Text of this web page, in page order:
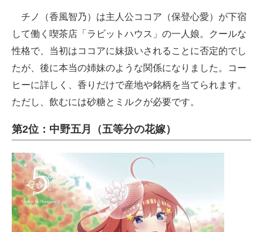
チノ（香風智乃）は主人公ココア（保登心愛）が下宿
して働く喫茶店「ラビットハウス」の一人娘。クールな
性格で、当初はココアに妹扱いされることに否定的でし
たが、後に本当の姉妹のような関係になりました。コー
ヒーに詳しく、香りだけで産地や銘柄を当てられます。
ただし、飲むには砂糖とミルクが必要です。
第2位：中野五月（五等分の花嫁）